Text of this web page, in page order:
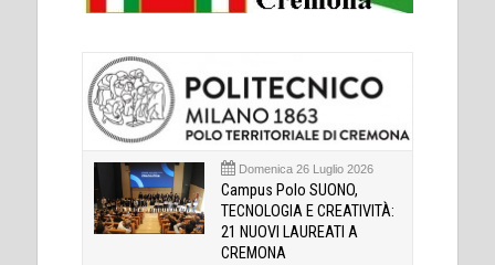
Domenica 26 Luglio 2026
Campus Polo SUONO,
TECNOLOGIA E CREATIVITÀ:
21 NUOVI LAUREATI A
CREMONA